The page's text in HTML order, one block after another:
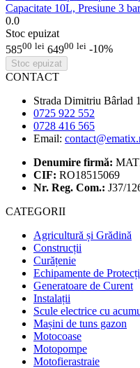
Capacitate 10L, Presiune 3
0.0
Stoc epuizat
58500 lei 64900 lei -10%
Stoc epuizat
CONTACT
Strada Dimitriu Bârlad
0725 922 552
0728 416 565
Email:
Denumire firmă:
CIF: RO18515069
Nr. Reg. Com.: J37/
CATEGORII
Agricultură și Grădină
Construcții
Curățenie
Echipamente de
Generatoare de Curent
Instalații
Scule electrice cu
Mașini de tuns gazon
Motocoase
Motopompe
Motofierastraie